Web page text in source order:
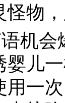
怪物
机会
婴儿
用一